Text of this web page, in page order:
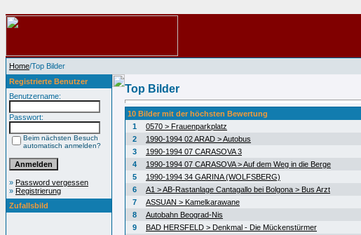
Home/Top Bilder
Registrierte Benutzer
Benutzername:
Passwort:
Beim nächsten Besuch
automatisch anmelden?
» Password vergessen
» Registrierung
Zufallsbild
Top Bilder
10 Bilder mit der höchsten Bewertung
1
0570 > Frauenparkplatz
2
1990-1994 02 ARAD > Autobus
3
1990-1994 07 CARASOVA 3
4
1990-1994 07 CARASOVA > Auf dem Weg in die Berge
5
1990-1994 34 GARINA (WOLFSBERG)
6
A1 > AB-Rastanlage Cantagallo bei Bolgona > Bus Arzt
7
ASSUAN > Kamelkarawane
8
Autobahn Beograd-Nis
9
BAD HERSFELD > Denkmal - Die Mückenstürmer